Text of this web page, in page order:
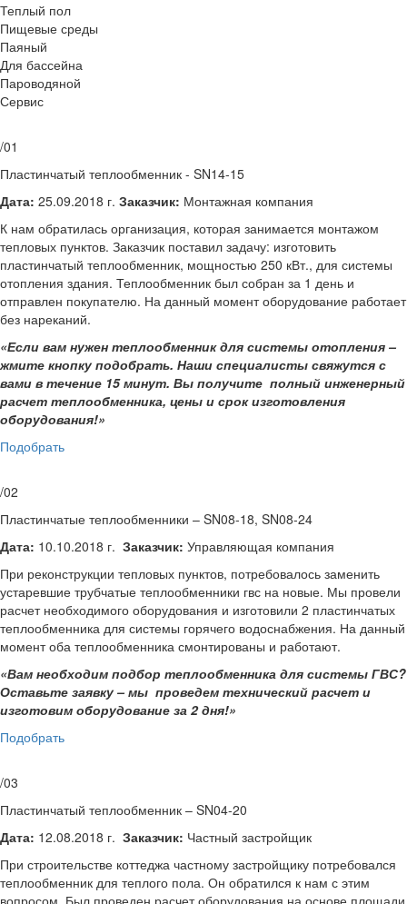
Теплый пол
Пищевые среды
Паяный
Для бассейна
Пароводяной
Сервис
/01
Пластинчатый теплообменник - SN14-15
Дата: 25.09.2018 г. Заказчик: Монтажная компания
К нам обратилась организация, которая занимается монтажом
тепловых пунктов. Заказчик поставил задачу: изготовить
пластинчатый теплообменник, мощностью 250 кВт., для системы
отопления здания. Теплообменник был собран за 1 день и
отправлен покупателю. На данный момент оборудование работает
без нареканий.
«Если вам нужен теплообменник для системы отопления –
жмите кнопку подобрать. Наши специалисты свяжутся с
вами в течение 15 минут. Вы получите полный инженерный
расчет теплообменника, цены и срок изготовления
оборудования!»
Подобрать
/02
Пластинчатые теплообменники – SN08-18, SN08-24
Дата: 10.10.2018 г. Заказчик: Управляющая компания
При реконструкции тепловых пунктов, потребовалось заменить
устаревшие трубчатые теплообменники гвс на новые. Мы провели
расчет необходимого оборудования и изготовили 2 пластинчатых
теплообменника для системы горячего водоснабжения. На данный
момент оба теплообменника смонтированы и работают.
«Вам необходим подбор теплообменника для системы ГВС?
Оставьте заявку – мы проведем технический расчет и
изготовим оборудование за 2 дня!»
Подобрать
/03
Пластинчатый теплообменник – SN04-20
Дата: 12.08.2018 г. Заказчик: Частный застройщик
При строительстве коттеджа частному застройщику потребовался
теплообменник для теплого пола. Он обратился к нам с этим
вопросом. Был проведен расчет оборудования на основе площади